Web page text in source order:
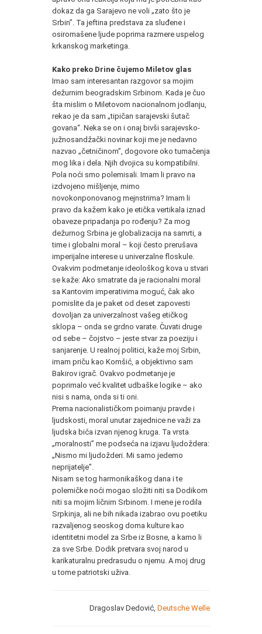
dokaz da ga Sarajevo ne voli „zato što je
Srbin”. Ta jeftina predstava za sluđene i
osiromašene ljude poprima razmere uspelog
krkanskog marketinga.
Kako preko Drine čujemo Miletov glas
Imao sam interesantan razgovor sa mojim
dežurnim beogradskim Srbinom. Kada je čuo
šta mislim o Miletovom nacionalnom jodlanju,
rekao je da sam „tipičan sarajevski šutač
govana“. Neka se on i onaj bivši sarajevsko-
južnosandžački novinar koji me je nedavno
nazvao „četničinom”, dogovore oko tumačenja
mog lika i dela. Njih dvojica su kompatibilni.
Pola noći smo polemisali. Imam li pravo na
izdvojeno mišljenje, mimo
novokonponovanog mejnstrima? Imam li
pravo da kažem kako je etička vertikala iznad
obaveze pripadanja po rođenju? Za mog
dežurnog Srbina je globalizacija na samrti, a
time i globalni moral – koji često prerušava
imperijalne interese u univerzalne floskule.
Ovakvim podmetanje ideološkog kova u stvari
se kaže: Ako smatrate da je racionalni moral
sa Kantovim imperativima moguć, čak ako
pomislite da je paket od deset zapovesti
dovoljan za univerzalnost vašeg etičkog
sklopa – onda se grdno varate. Čuvati druge
od sebe – čojstvo – jeste stvar za poeziju i
sanjarenje. U realnoj politici, kaže moj Srbin,
imam priču kao Komšić, a objektivno sam
Bakirov igrač. Ovakvo podmetanje je
poprimalo već kvalitet udbaške logike – ako
nisi s nama, onda si ti oni.
Prema nacionalističkom poimanju pravde i
ljudskosti, moral unutar zajednice ne važi za
ljudska bića izvan njenog kruga. Ta vrsta
„moralnosti” me podseća na izjavu ljudoždera:
„Nismo mi ljudožderi. Mi samo jedemo
neprijatelje”.
Nisam se tog harmonikaškog dana i te
polemičke noći mogao složiti niti sa Dodikom
niti sa mojim ličnim Srbinom. I mene je rodila
Srpkinja, ali ne bih nikada izabrao ovu poetiku
razvaljenog seoskog doma kulture kao
identitetni model za Srbe iz Bosne, a kamo li
za sve Srbe. Dodik pretvara svoj narod u
karikaturalnu predrasudu o njemu. A moj drug
u tome patriotski uživa.
Dragoslav Dedović, Deutsche Welle